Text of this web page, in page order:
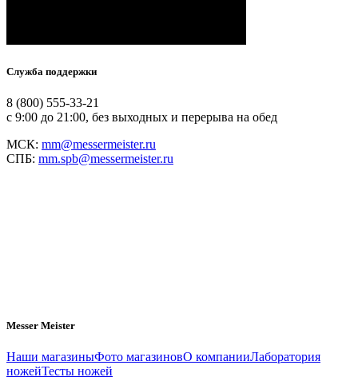
Служба поддержки
8 (800) 555-33-21
с 9:00 до 21:00, без выходных и перерыва на обед
МСК: mm@messermeister.ru
СПБ: mm.spb@messermeister.ru
Messer Meister
Наши магазиныФото магазиновО компанииЛаборатория
ножейТесты ножей